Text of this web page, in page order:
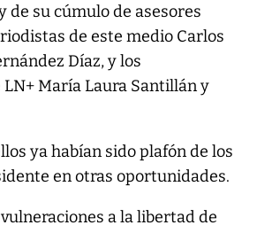
de su cúmulo de asesores
de este medio Carlos
Díaz, y los
María Laura Santillán y
ya habían sido plafón de los
en otras oportunidades.
a la libertad de